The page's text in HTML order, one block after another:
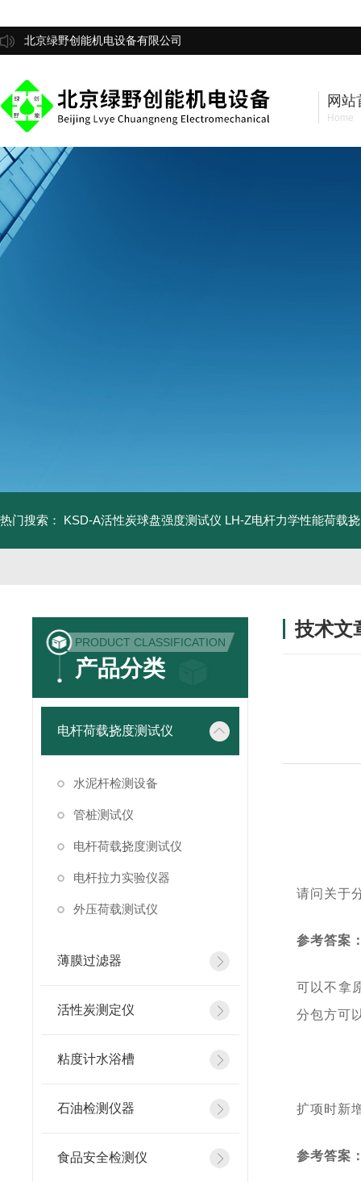
北京绿野创能机电设备有限公司
网站
Home
热门搜索： KSD-A活性炭球盘强度测试仪 LH-Z电杆力学性能荷载
PRODUCT CLASSIFICATION
产品分类
电杆荷载挠度测试仪
水泥杆检测设备
管桩测试仪
电杆荷载挠度测试仪
电杆拉力实验仪器
外压荷载测试仪
薄膜过滤器
活性炭测定仪
粘度计水浴槽
石油检测仪器
食品安全检测仪
技术文
请问关于
参考答案
可以不拿
分包方可
扩项时新
参考答案